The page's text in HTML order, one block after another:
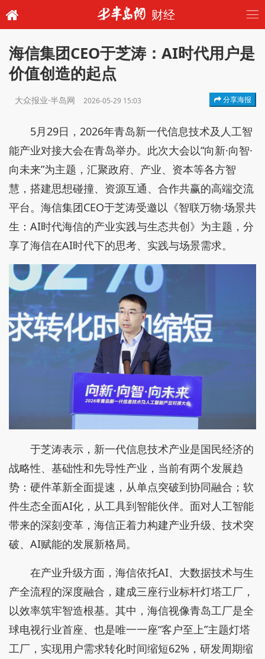
财经
海信集团CEO于芝涛：AI时代用户是
价值创造的起点
大众报业·半岛网 2026-05-29 15:03 分享海报
5月29日，2026年青岛新一代信息技术及人工智
能产业对接大会在青岛举办。此次大会以“向新·向智·
向未来”为主题，汇聚政府、产业、资本等各方智
慧，搭建思想碰撞、资源互通、合作共赢的高端交流
平台。海信集团CEO于芝涛受邀以《智联万物·场景共
生：AI时代海信的产业实践与生态共创》为主题，分
享了海信在AI时代下的思考、实践与场景需求。
于芝涛表示，新一代信息技术产业是国民经济的
战略性、基础性和先导性产业，当前有两个发展趋
势：硬件革新全面提速，从单点突破到协同融合；软
件生态全面AI化，从工具到智能伙伴。面对人工智能
带来的深刻变革，海信正着力构建产业升级、技术突
破、AI赋能的发展新格局。
在产业升级方面，海信依托AI、大数据技术与生
产全流程的深度融合，建成三座行业标杆灯塔工厂，
以效率筑牢智造根基。其中，海信视像青岛工厂是全
球电视行业首座、也是唯一一座“客户至上”主题灯塔
工厂，实现用户需求转化时间缩短62%，研发周期缩